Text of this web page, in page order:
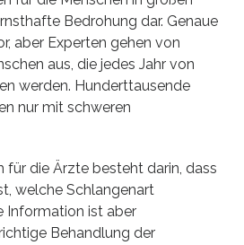
Bedrohung dar. Genaue
aber Experten gehen von
aus, die jedes Jahr von
werden. Hunderttausende
nur mit schweren
für die Ärzte besteht darin, dass
welche Schlangenart
Information ist aber
Behandlung der